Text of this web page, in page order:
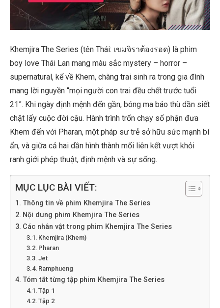
Khemjira The Series (tên Thái: เขมจิราต้องรอด) là phim
boy love Thái Lan mang màu sắc mystery – horror –
supernatural, kể về Khem, chàng trai sinh ra trong gia đình
mang lời nguyền “mọi người con trai đều chết trước tuổi
21”. Khi ngày định mệnh đến gần, bóng ma báo thù dần siết
chặt lấy cuộc đời cậu. Hành trình trốn chạy số phận đưa
Khem đến với Pharan, một pháp sư trẻ sở hữu sức mạnh bí
ẩn, và giữa cả hai dần hình thành mối liên kết vượt khỏi
ranh giới phép thuật, định mệnh và sự sống.
MỤC LỤC BÀI VIẾT:
Thông tin về phim Khemjira The Series
Nội dung phim Khemjira The Series
Các nhân vật trong phim Khemjira The Series
Khemjira (Khem)
Pharan
Jet
Ramphueng
Tóm tắt từng tập phim Khemjira The Series
Tập 1
Tập 2